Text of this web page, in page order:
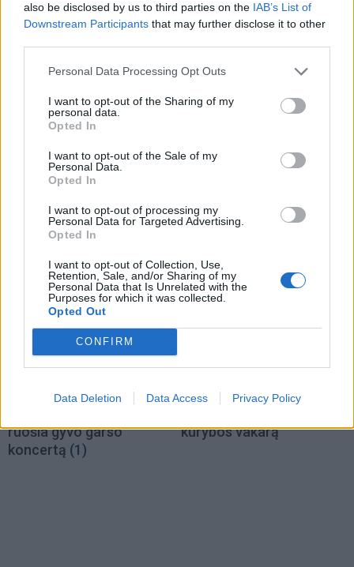
also be disclosed by us to third parties on the IAB’s List of
Downstream Participants that may further disclose it to other
Personal Data Processing Opt Outs
I want to opt-out of the Sharing of my
personal data.
Opted In
I want to opt-out of the Sale of my
Personal Data.
Opted In
I want to opt-out of processing my
Personal Data for Targeted Advertising.
Opted In
I want to opt-out of Collection, Use,
Retention, Sale, and/or Sharing of my
Personal Data that Is Unrelated with the
Purposes for which it was collected.
Opted Out
CONFIRM
Data Deletion Data Access Privacy Policy
Kultūra
fakulteto 55-ojo
gimtadienio šventėje –
Vyšniauskas ir
remiksuotas Čiurlionis
šiuolaikinio meno
Alanas Chošnau kviečia į
ruošia gyvo garso
koncertą (1)
Poezijos festivalis
kūrybos vakarą